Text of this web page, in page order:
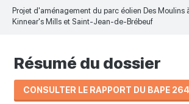
Projet d'aménagement du parc éolien Des Moulins
Kinnear's Mills et Saint-Jean-de-Brébeuf
Résumé du dossier
CONSULTER LE RAPPORT DU BAPE 264